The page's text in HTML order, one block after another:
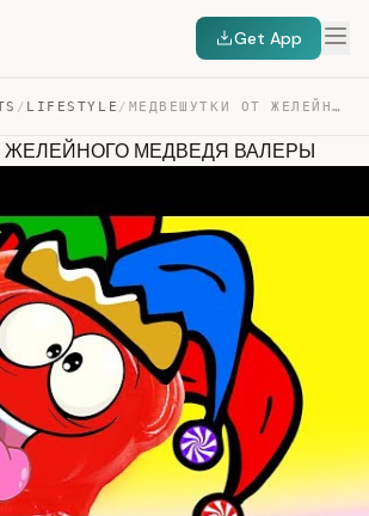
Get App
/ LIFESTYLE / МЕДВЕШУТКИ ОТ ЖЕЛЕЙНОГО МЕДВЕДЯ ВАЛЕРЫ — TRANSCRIPT
МЕДВЕДЯ ВАЛЕРЫ